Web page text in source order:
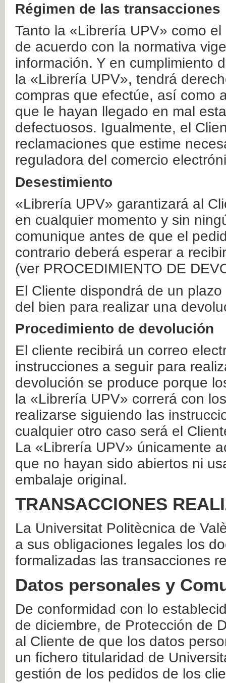
Régimen de las transacciones
Tanto la «Librería UPV» como
de acuerdo con la normativa
información. Y en cumplimiento
la «Librería UPV», tendrá
compras que efectúe, así como
que le hayan llegado en mal
defectuosos. Igualmente, el
reclamaciones que estime
reguladora del comercio
Desestimiento
«Librería UPV» garantizará al
en cualquier momento y sin
comunique antes de que el
contrario deberá esperar a
(ver PROCEDIMIENTO DE
El Cliente dispondrá de un
del bien para realizar una
Procedimiento de devolución
El cliente recibirá un correo
instrucciones a seguir para
devolución se produce porque
la «Librería UPV» correrá con
realizarse siguiendo las
cualquier otro caso será el
La «Librería UPV» únicamente
que no hayan sido abiertos ni
embalaje original.
TRANSACCIONES
La Universitat Politècnica de
a sus obligaciones legales los
formalizadas las transacciones
Datos personales y
De conformidad con lo
de diciembre, de Protección de
al Cliente de que los datos
un fichero titularidad de
gestión de los pedidos de los